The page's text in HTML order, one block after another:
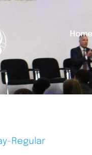
Home
Regular